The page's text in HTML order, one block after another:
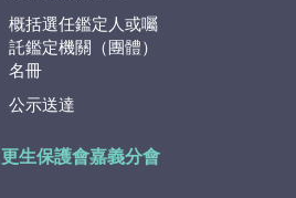
概括選任鑑定人或囑
託鑑定機關（團體）
名冊
公示送達
更生保護會嘉義分會